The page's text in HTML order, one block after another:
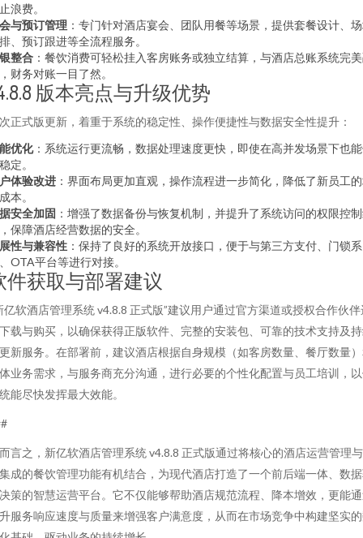
浪费。
与预订管理 ：专门针对酒店宴会、团队用餐等场景，提供套餐设计、
、预订跟进等全流程服务。
整合 ：餐饮消费可轻松挂入客房账务或独立结算，与酒店总账系统完
财务对账一目了然。
版本亮点与升级优势
正式版更新，着重于系统的稳定性、操作便捷性与数据安全性提升：
优化：系统运行更流畅，数据处理速度更快，即使在高并发场景下也
定。
体验改进 ：界面布局更加直观，操作流程进一步简化，降低了新员工
本。
安全加固 ：增强了数据备份与恢复机制，并提升了系统访问的权限控
保障酒店经营数据的安全。
性与兼容性 ：保持了良好的系统开放接口，便于与第三方支付、门锁系
OTA平台等进行对接。
件获取与部署建议
亿软酒店管理系统 v4.8.8 正式版”建议用户通过官方渠道或授权合作伙伴
载与购买，以确保获得正版软件、完整的安装包、可靠的技术支持及
新服务。在部署前，建议酒店根据自身规模（如客房数量、餐厅数量
业务需求，与服务商充分沟通，进行必要的个性化配置与员工培训，
能尽快发挥最大效能。
言之，新亿软酒店管理系统 v4.8.8 正式版通过将核心的酒店运营管理
成的餐饮管理功能有机结合，为现代酒店打造了一个前后端一体、数
策的智慧运营平台。它不仅能够帮助酒店规范流程、降本增效，更能
服务响应速度与质量来增强客户满意度，从而在市场竞争中构建坚实